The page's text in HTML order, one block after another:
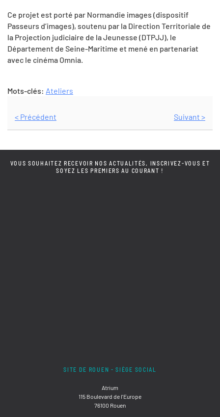
Ce projet est porté par Normandie images (dispositif
Passeurs d’images), soutenu par la Direction Territoriale de
la Projection judiciaire de la Jeunesse (DTPJJ), le
Département de Seine-Maritime et mené en partenariat
avec le cinéma Omnia.
Mots-clés: Ateliers
< Précédent Suivant >
VOUS SOUHAITEZ RECEVOIR NOS ACTUALITÉS, INSCRIVEZ-VOUS ET
SOYEZ LES PREMIERS AU COURANT !
SITE DE ROUEN - SIÈGE SOCIAL
Atrium
115 Boulevard de l'Europe
76100 Rouen